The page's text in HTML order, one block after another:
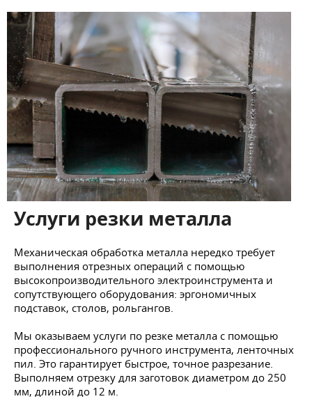
Услуги резки металла
Механическая обработка металла нередко требует
выполнения отрезных операций с помощью
высокопроизводительного электроинструмента и
сопутствующего оборудования: эргономичных
подставок, столов, рольгангов.
Мы оказываем услуги по резке металла с помощью
профессионального ручного инструмента, ленточных
пил. Это гарантирует быстрое, точное разрезание.
Выполняем отрезку для заготовок диаметром до 250
мм, длиной до 12 м.